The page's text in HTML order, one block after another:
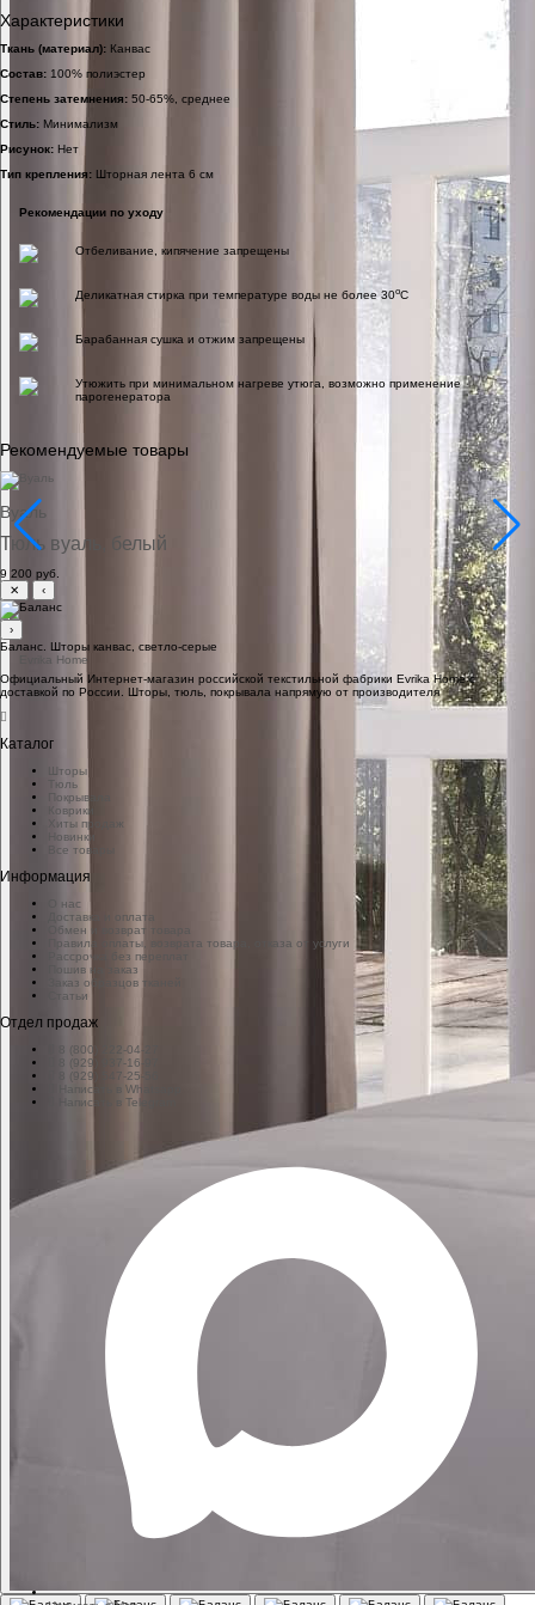
Характеристики
Ткань (материал): Канвас
Состав: 100% полиэстер
Степень затемнения: 50-65%, среднее
Стиль: Минимализм
Рисунок: Нет
Тип крепления: Шторная лента 6 см
Рекомендации по уходу
Отбеливание, кипячение запрещены
Деликатная стирка при температуре воды не более 30oC
Барабанная сушка и отжим запрещены
Утюжить при минимальном нагреве утюга, возможно применение
парогенератора
Рекомендуемые товары
Вуаль
Тюль вуаль, белый
9 200 руб.
✕
‹
›
Баланс. Шторы канвас, светло-серые
Официальный Интернет-магазин российской текстильной фабрики Evrika Home c
доставкой по России. Шторы, тюль, покрывала напрямую от производителя
Каталог
Шторы
Тюль
Покрывала
Коврики
Хиты продаж
Новинки
Все товары
Информация
О нас
Доставка и оплата
Обмен и возврат товара
Правила оплаты, возврата товара, отказа от услуги
Рассрочка без переплат
Пошив на заказ
Заказ образцов тканей
Статьи
Отдел продаж
8 (800) 222-04-27
8 (929) 937-16-97
8 (929) 547-25-56
Написать в Whatsapp
Написать в Telegram